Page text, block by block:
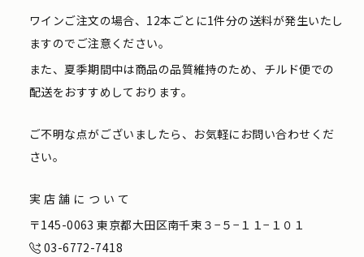
ワインご注文の場合、12本ごとに1件分の送料が発生いたし
ますのでご注意ください。
また、夏季期間中は商品の品質維持のため、チルド便での
配送をおすすめしております。
ご不明な点がございましたら、お気軽にお問い合わせくだ
さい。
実店舗について
〒145-0063 東京都大田区南千束３−５−１１−１０１
03-6772-7418